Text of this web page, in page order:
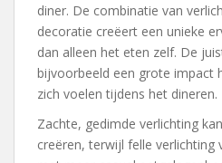
diner. De combinatie van
decoratie creëert een unieke
dan alleen het eten zelf. De
bijvoorbeeld een grote impact
zich voelen tijdens het dineren.
Zachte, gedimde verlichting
creëren, terwijl felle verlichting